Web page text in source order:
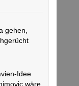
gehen,
Idee
wäre